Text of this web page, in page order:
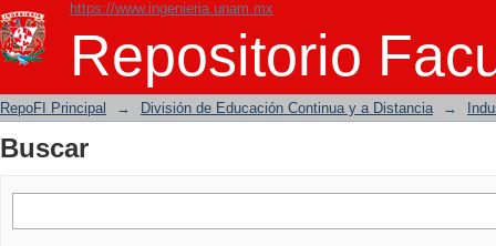
https://www.ingenieria.unam.mx
Repositorio
Buscar
RepoFI Principal → División de Educación Continua y a Distancia →
Buscar